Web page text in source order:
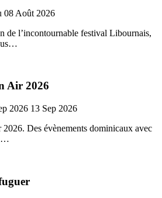
08 Août 2026
de l’incontournable festival Libournais,
Air 2026
2026 13 Sep 2026
Des évènements dominicaux avec